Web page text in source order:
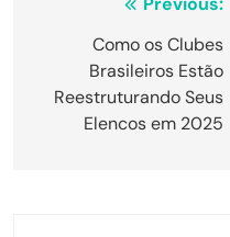
Navegação
Post
Como os Clubes
Brasileiros Estão
Reestruturando Seus
Elencos em 2025